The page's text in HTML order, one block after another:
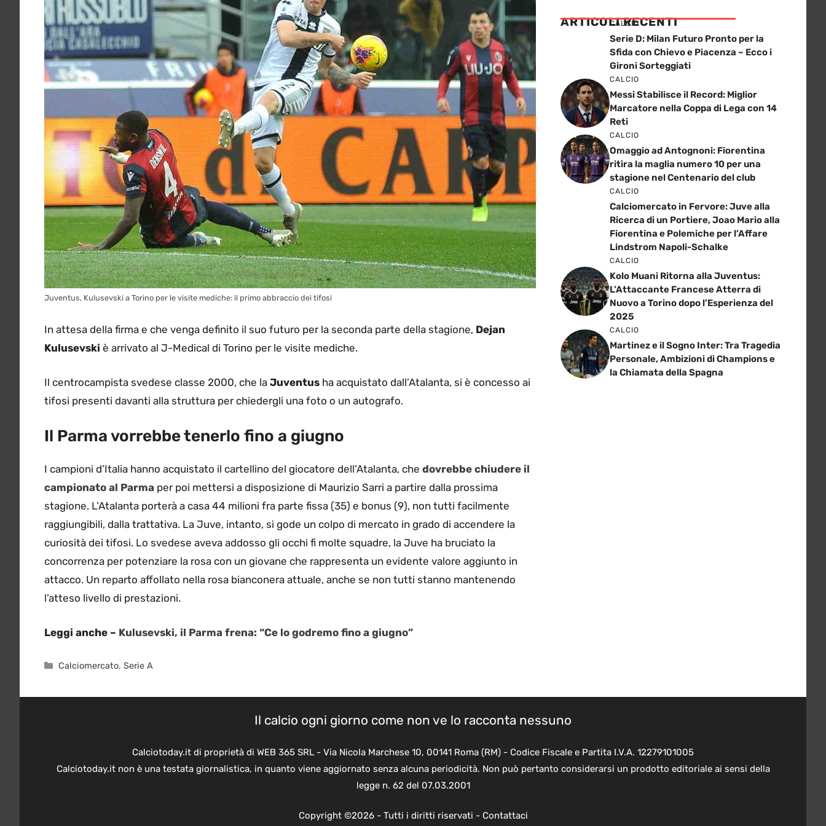
Juventus, Kulusevski a Torino per le visite mediche: il primo abbraccio dei tifosi
In attesa della firma e che venga definito il suo futuro per la seconda parte della stagione, Dejan
Kulusevski è arrivato al J-Medical di Torino per le visite mediche.
Il centrocampista svedese classe 2000, che la Juventus ha acquistato dall’Atalanta, si è concesso ai
tifosi presenti davanti alla struttura per chiedergli una foto o un autografo.
Il Parma vorrebbe tenerlo fino a giugno
I campioni d’Italia hanno acquistato il cartellino del giocatore dell’Atalanta, che dovrebbe chiudere il
campionato al Parma per poi mettersi a disposizione di Maurizio Sarri a partire dalla prossima
stagione. L’Atalanta porterà a casa 44 milioni fra parte fissa (35) e bonus (9), non tutti facilmente
raggiungibili, dalla trattativa. La Juve, intanto, si gode un colpo di mercato in grado di accendere la
curiosità dei tifosi. Lo svedese aveva addosso gli occhi fi molte squadre, la Juve ha bruciato la
concorrenza per potenziare la rosa con un giovane che rappresenta un evidente valore aggiunto in
attacco. Un reparto affollato nella rosa bianconera attuale, anche se non tutti stanno mantenendo
l’atteso livello di prestazioni.
Leggi anche – Kulusevski, il Parma frena: “Ce lo godremo fino a giugno”
Categorie
Calciomercato,Serie A
ARTICOLI RECENTI
CALCIO
Serie D: Milan Futuro Pronto per la
Sfida con Chievo e Piacenza – Ecco i
Gironi Sorteggiati
CALCIO
Messi Stabilisce il Record: Miglior
Marcatore nella Coppa di Lega con 14
Reti
CALCIO
Omaggio ad Antognoni: Fiorentina
ritira la maglia numero 10 per una
stagione nel Centenario del club
CALCIO
Calciomercato in Fervore: Juve alla
Ricerca di un Portiere, Joao Mario alla
Fiorentina e Polemiche per l’Affare
Lindstrom Napoli-Schalke
CALCIO
Kolo Muani Ritorna alla Juventus:
L’Attaccante Francese Atterra di
Nuovo a Torino dopo l’Esperienza del
2025
CALCIO
Martinez e il Sogno Inter: Tra Tragedia
Personale, Ambizioni di Champions e
la Chiamata della Spagna
Il calcio ogni giorno come non ve lo racconta nessuno
Calciotoday.it di proprietà di WEB 365 SRL - Via Nicola Marchese 10, 00141 Roma (RM) - Codice Fiscale e Partita I.V.A. 12279101005
Calciotoday.it non è una testata giornalistica, in quanto viene aggiornato senza alcuna periodicità. Non può pertanto considerarsi un prodotto editoriale ai sensi della
legge n. 62 del 07.03.2001
Copyright ©2026 - Tutti i diritti riservati - Contattaci